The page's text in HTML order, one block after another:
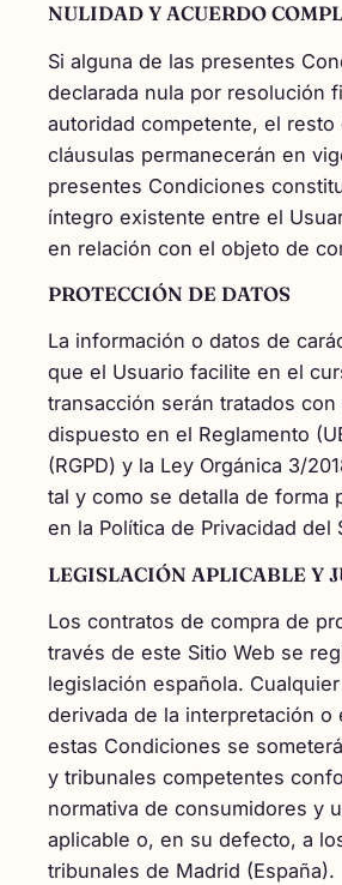
NULIDAD Y ACUERDO
Si alguna de las presentes
declarada nula por resolución
autoridad competente, el resto
cláusulas permanecerán en
presentes Condiciones
íntegro existente entre el
en relación con el objeto de
PROTECCIÓN DE DATOS
La información o datos de
que el Usuario facilite en el
transacción serán tratados con
dispuesto en el Reglamento
(RGPD) y la Ley Orgánica 3/
tal y como se detalla de forma
en la Política de Privacidad del
LEGISLACIÓN APLICABLE Y
Los contratos de compra de
través de este Sitio Web se
legislación española.
derivada de la interpretación o
estas Condiciones se
y tribunales competentes
normativa de consumidores y
aplicable o, en su defecto, a
tribunales de Madrid (España).